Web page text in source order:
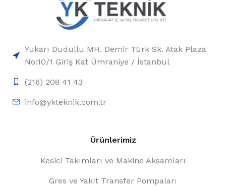
Yukarı Dudullu MH. Demir Türk Sk. Atak Plaza
No:10/1 Giriş Kat Ümraniye / İstanbul
(216) 208 41 43
info@ykteknik.com.tr
Ürünlerimiz
Kesici Takımları ve Makine Aksamları
Gres ve Yakıt Transfer Pompaları